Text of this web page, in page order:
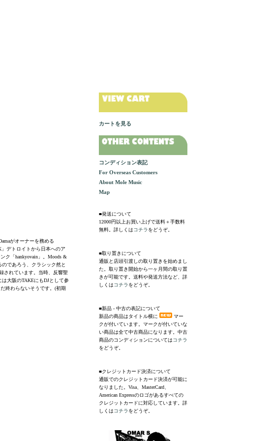
がオーナーを務める
デトロイトから日本へのア
ク「hankyovain」。Moods &
であろう、クラシック然と
されています。当時、反響聖
大阪のTAKEにもDJとして参
終わらないそうです。(初期
カートを見る
コンディション表記
For Overseas Customers
About Mole Music
Map
■発送について
12000円以上お買い上げで送料＋手数料
無料。詳しくはコチラをどうぞ。
■取り置きについて
通販と店頭引渡しの取り置きを始めまし
た。取り置き開始から一ヶ月間の取り置
きが可能です。送料や発送方法など、詳
しくはコチラをどうぞ。
■新品 - 中古の表記について
新品の商品はタイトル横に
マー
クが付いています。マークが付いていな
い商品は全て中古商品になります。中古
商品のコンディションについてはコチラ
をどうぞ。
■クレジットカード決済について
通販でのクレジットカード決済が可能に
なりました。Visa、MasterCard、
American Expressのロゴがあるすべての
クレジットカードに対応しています。詳
しくはコチラをどうぞ。